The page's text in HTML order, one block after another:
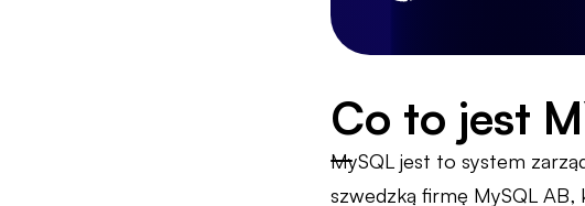
Co to jest
MySQL jest to system
szwedzką firmę MySQL AB,